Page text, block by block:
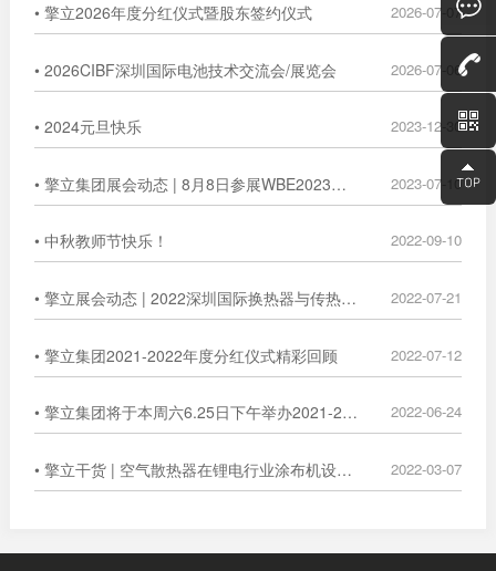
• 擎立2026年度分红仪式暨股东签约仪式 2026-07-07
• 2026CIBF深圳国际电池技术交流会/展览会 2026-07-06
• 2024元旦快乐 2023-12-30
• 擎立集团展会动态 | 8月8日参展WBE2023第8届世界电池产业博览会 2023-07-10
• 中秋教师节快乐！ 2022-09-10
• 擎立展会动态 | 2022深圳国际换热器与传热技术展览会 2022-07-21
• 擎立集团2021-2022年度分红仪式精彩回顾 2022-07-12
• 擎立集团将于本周六6.25日下午举办2021-2022年度分红仪式，敬请关注！ 2022-06-24
• 擎立干货 | 空气散热器在锂电行业涂布机设备的应用 2022-03-07